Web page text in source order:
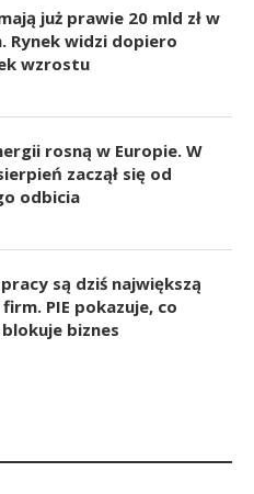
już prawie 20 mld zł w
Rynek widzi dopiero
wzrostu
rosną w Europie. W
zaczął się od
odbicia
są dziś największą
PIE pokazuje, co
biznes